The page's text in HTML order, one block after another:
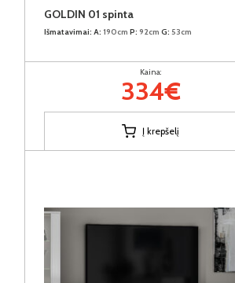
GOLDIN 01 spinta
Išmatavimai: A: 190cm P: 92cm G: 53cm
Kaina:
334€
Į krepšelį